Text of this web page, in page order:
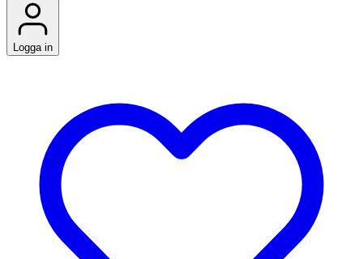
Logga in